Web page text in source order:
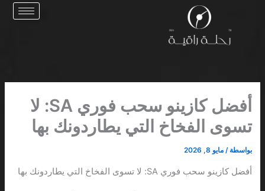
أفضل كازينو سحب فوري SA: لا
تسوى الفخاخ التي يطاردونك بها
بواسطة /مايو 8, 2026
أفضل كازينو سحب فوري SA: لا تسوى الفخاخ التي يطاردونك بها